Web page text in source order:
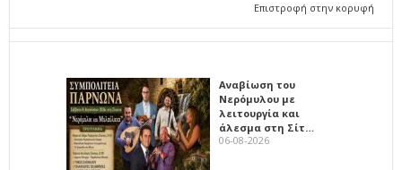
Επιστροφή στην κορυφή
Αναβίωση του
Νερόμυλου με
λειτουργία και
άλεσμα στη Σίτ…
06-08-2026